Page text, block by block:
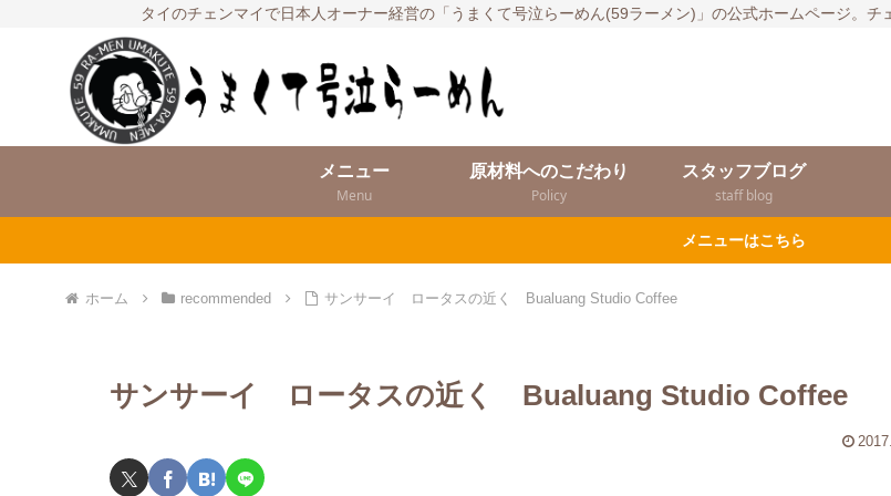
タイのチェンマイで日本人オーナー経営の「うまくて号泣らーめん(59ラーメン)」の公式ホームページ。
メニュー
Menu
原材料へのこだわり
Policy
スタッフブログ
staff blog
メニューはこちら
ホーム recommended サンサーイ ロータスの近く Bualuang Studio Coffee
サンサーイ ロータスの近く Bualuang Studio Coffee